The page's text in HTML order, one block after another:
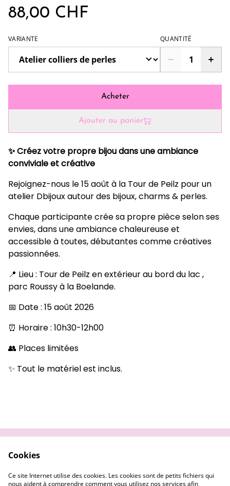
88,00 CHF
VARIANTE QUANTITÉ
Acheter
Ajouter au panier
✨ Créez votre propre bijou dans une ambiance
conviviale et créative
Rejoignez-nous le 15 août à la Tour de Peilz pour un
atelier Dbijoux autour des bijoux, charms & perles.
Chaque participante crée sa propre pièce selon ses
envies, dans une ambiance chaleureuse et
accessible à toutes, débutantes comme créatives
passionnées.
📍 Lieu : Tour de Peilz en extérieur au bord du lac ,
parc Roussy à la Boelande.
📅 Date : 15 août 2026
⏰ Horaire : 10h30-12h00
👥 Places limitées
✨ Tout le matériel est inclus.
confidentialité
Cookies
Ce site Internet utilise des cookies. Les cookies sont de petits fichiers qui
nous aident à comprendre comment vous utilisez nos services afin